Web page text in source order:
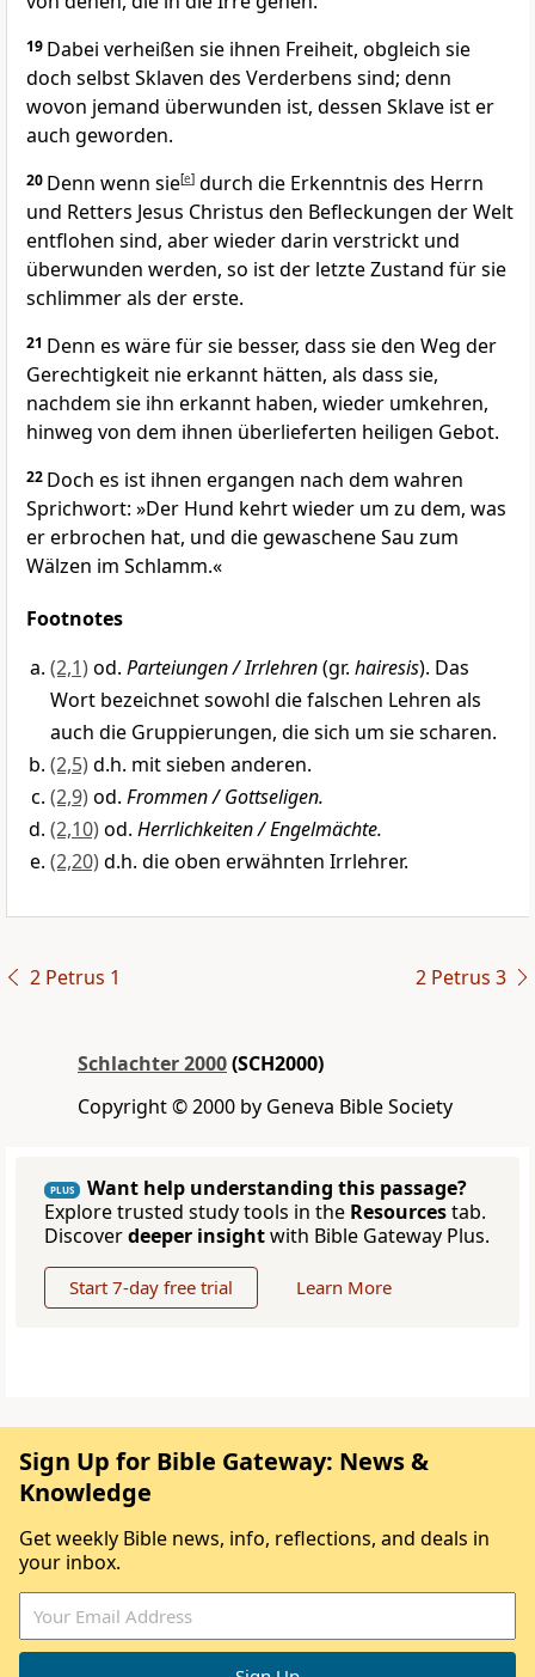
19 Dabei verheißen sie ihnen Freiheit, obgleich sie
doch selbst Sklaven des Verderbens sind; denn
wovon jemand überwunden ist, dessen Sklave ist er
auch geworden.
20 Denn wenn sie[e] durch die Erkenntnis des Herrn
und Retters Jesus Christus den Befleckungen der Welt
entflohen sind, aber wieder darin verstrickt und
überwunden werden, so ist der letzte Zustand für sie
schlimmer als der erste.
21 Denn es wäre für sie besser, dass sie den Weg der
Gerechtigkeit nie erkannt hätten, als dass sie,
nachdem sie ihn erkannt haben, wieder umkehren,
hinweg von dem ihnen überlieferten heiligen Gebot.
22 Doch es ist ihnen ergangen nach dem wahren
Sprichwort: »Der Hund kehrt wieder um zu dem, was
er erbrochen hat, und die gewaschene Sau zum
Wälzen im Schlamm.«
Footnotes
(2,1)od. Parteiungen / Irrlehren(gr. hairesis). Das
Wort bezeichnet sowohl die falschen Lehren als
auch die Gruppierungen, die sich um sie scharen.
(2,5)d.h. mit sieben anderen.
(2,9)od. Frommen / Gottseligen.
(2,10)od. Herrlichkeiten / Engelmächte.
(2,20)d.h. die oben erwähnten Irrlehrer.
2 Petrus 1 2 Petrus 3
Schlachter 2000(SCH2000)
Copyright © 2000 by Geneva Bible Society
PLUS
Want help understanding this passage?
Explore trusted study tools in the Resourcestab.
Discoverdeeper insightwith Bible Gateway Plus.
Start 7-day free trial Learn More
Sign Up for Bible Gateway: News &
Knowledge
Get weekly Bible news, info, reflections, and deals in
your inbox.